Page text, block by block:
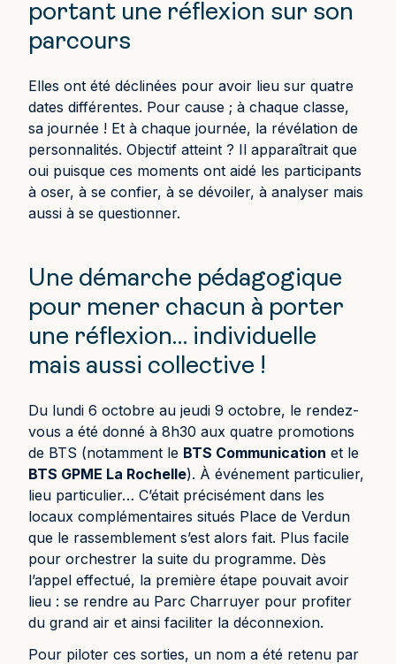
portant une réflexion sur son
parcours
Elles ont été déclinées pour avoir lieu sur quatre
dates différentes. Pour cause ; à chaque classe,
sa journée ! Et à chaque journée, la révélation de
personnalités. Objectif atteint ? Il apparaîtrait que
oui puisque ces moments ont aidé les participants
à oser, à se confier, à se dévoiler, à analyser mais
aussi à se questionner.
Une démarche pédagogique
pour mener chacun à porter
une réflexion… individuelle
mais aussi collective !
Du lundi 6 octobre au jeudi 9 octobre, le rendez-
vous a été donné à 8h30 aux quatre promotions
de BTS (notamment le BTS Communication et le
BTS GPME La Rochelle). À événement particulier,
lieu particulier… C’était précisément dans les
locaux complémentaires situés Place de Verdun
que le rassemblement s’est alors fait. Plus facile
pour orchestrer la suite du programme. Dès
l’appel effectué, la première étape pouvait avoir
lieu : se rendre au Parc Charruyer pour profiter
du grand air et ainsi faciliter la déconnexion.
Pour piloter ces sorties, un nom a été retenu par